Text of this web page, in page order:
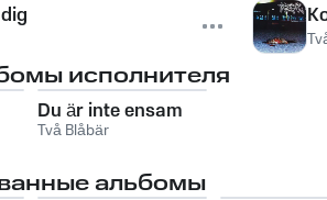
исполнителя
Du är inte ensam
Två Blåbär
альбомы